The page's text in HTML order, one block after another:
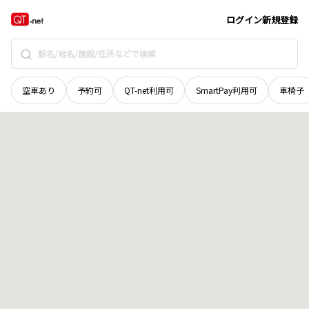
ログイン新規登録
空車あり 予約可 QT-net利用可 SmartPay利用可 車椅子
高知県